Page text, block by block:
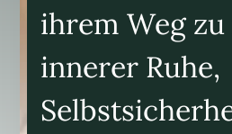
ihrem Weg
innerer Ruhe,